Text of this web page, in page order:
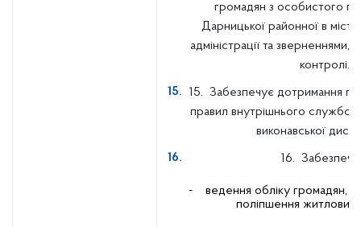
громадян з особистого
Дарницької районної в місті
адміністрації та зверненнями,
контролі.
15. Забезпечує дотримання
правил внутрішнього
виконавської
16.
- ведення обліку громадян,
поліпшення житлових